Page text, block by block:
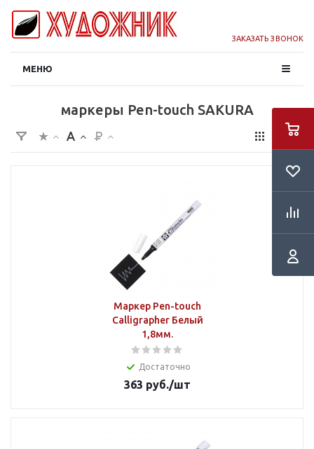
ЗАКАЗАТЬ ЗВОНОК
МЕНЮ
маркеры Pen-touch SAKURA
Маркер Pen-touch
Calligrapher Белый
1,8мм.
Достаточно
363 руб./шт